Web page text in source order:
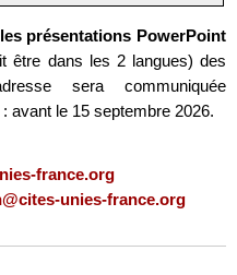
les présentations PowerPoint
être dans les 2 langues) des
sera communiquée
avant le 15 septembre 2026.
france.org
unies-france.org